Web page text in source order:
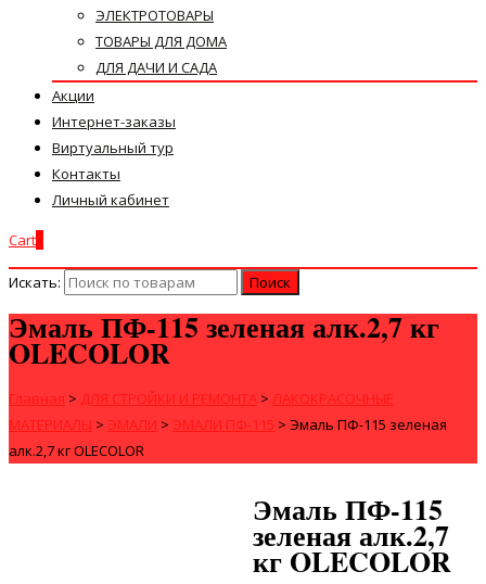
ЭЛЕКТРОТОВАРЫ
ТОВАРЫ ДЛЯ ДОМА
ДЛЯ ДАЧИ И САДА
Акции
Интернет-заказы
Виртуальный тур
Контакты
Личный кабинет
Cart
Искать:
Эмаль ПФ-115 зеленая алк.2,7 кг
OLECOLOR
Главная > ДЛЯ СТРОЙКИ И РЕМОНТА > ЛАКОКРАСОЧНЫЕ
МАТЕРИАЛЫ > ЭМАЛИ > ЭМАЛИ ПФ-115 > Эмаль ПФ-115 зеленая
алк.2,7 кг OLECOLOR
Эмаль ПФ-115
зеленая алк.2,7
кг OLECOLOR